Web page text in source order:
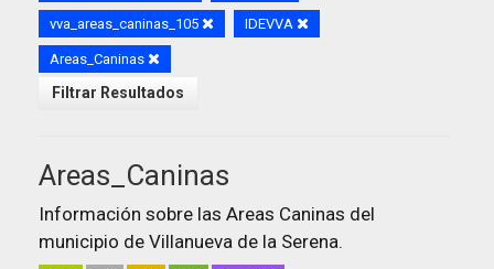
vva_areas_caninas_105 IDEVVA
Areas_Caninas
Filtrar Resultados
Areas_Caninas
Información sobre las Areas Caninas del
municipio de Villanueva de la Serena.